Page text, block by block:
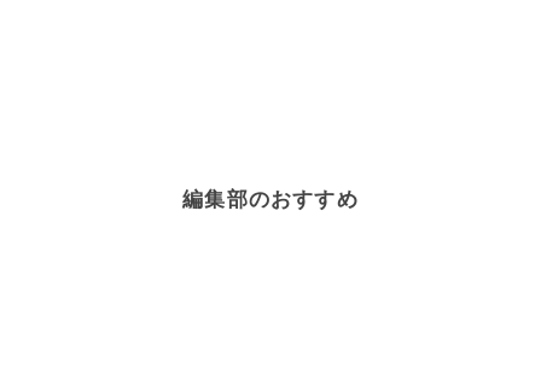
編集部のおすすめ